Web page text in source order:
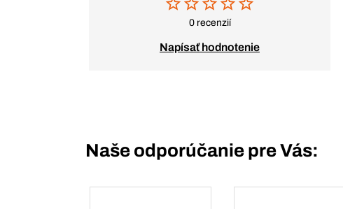
0 recenzií
Napísať hodnotenie
Naše odporúčanie pre Vás: